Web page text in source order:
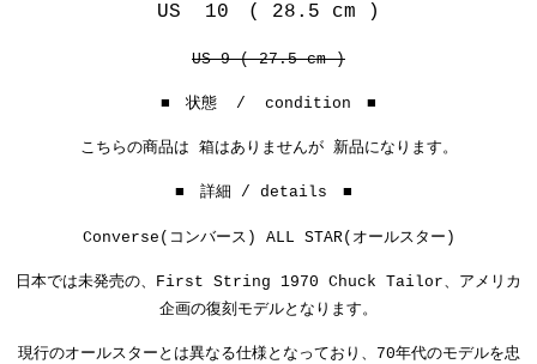
US 10 ( 28.5 cm )
US 9 ( 27.5 cm )
■ 状態 / condition ■
こちらの商品は 箱はありませんが 新品になります。
■ 詳細 / details ■
Converse(コンバース) ALL STAR(オールスター)
日本では未発売の、First String 1970 Chuck Tailor、アメリカ
企画の復刻モデルとなります。
現行のオールスターとは異なる仕様となっており、70年代のモデルを忠